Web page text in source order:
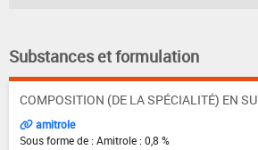
Substances et formulation
COMPOSITION (DE LA SPÉCIALITÉ) EN
amitrole
Sous forme de : Amitrole : 0,8 %